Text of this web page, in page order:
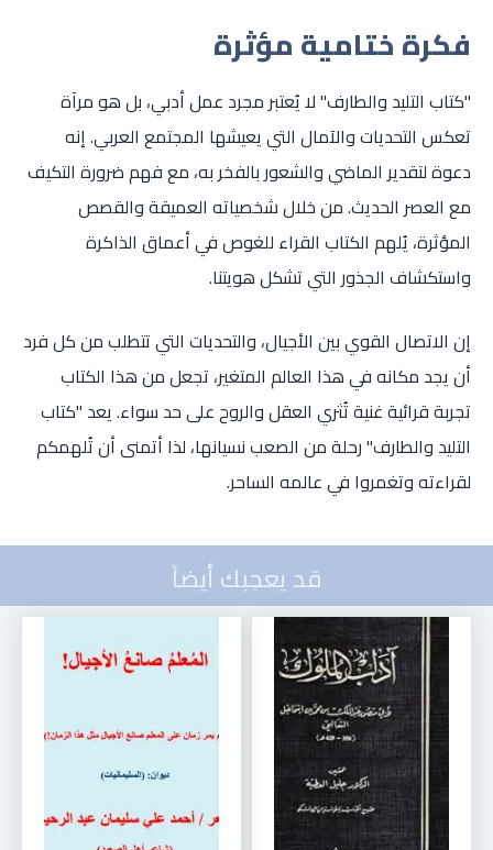
فكرة ختامية مؤثرة
"كتاب التليد والطارف" لا يُعتبر مجرد عمل أدبي، بل هو مرآة
تعكس التحديات والآمال التي يعيشها المجتمع العربي. إنه
دعوة لتقدير الماضي والشعور بالفخر به، مع فهم ضرورة التكيف
مع العصر الحديث. من خلال شخصياته العميقة والقصص
المؤثرة، يُلهم الكتاب القراء للغوص في أعماق الذاكرة
واستكشاف الجذور التي تشكل هويتنا.
إن الاتصال القوي بين الأجيال، والتحديات التي تتطلب من كل فرد
أن يجد مكانه في هذا العالم المتغير، تجعل من هذا الكتاب
تجربة قرائية غنية تُثري العقل والروح على حد سواء. يعد "كتاب
التليد والطارف" رحلة من الصعب نسيانها، لذا أتمنى أن تُلهمكم
لقراءته وتغمروا في عالمه الساحر.
قد يعجبك أيضاً